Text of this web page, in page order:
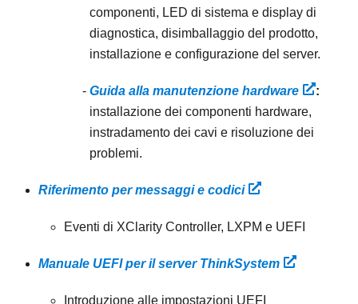
componenti, LED di sistema e display di
diagnostica, disimballaggio del prodotto,
installazione e configurazione del server.
Guida alla manutenzione hardware
:
installazione dei componenti hardware,
instradamento dei cavi e risoluzione dei
problemi.
Riferimento per messaggi e codici
Eventi di XClarity Controller, LXPM e UEFI
Manuale UEFI per il server ThinkSystem
Introduzione alle impostazioni UEFI